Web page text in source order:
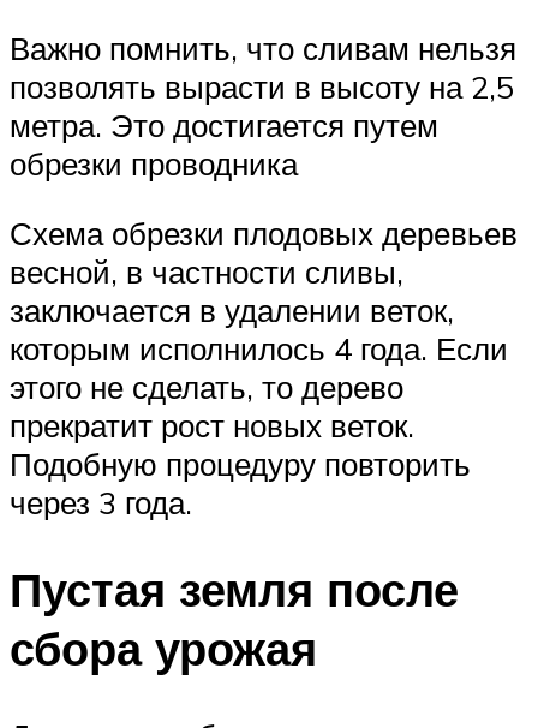
Важно помнить, что сливам нельзя
позволять вырасти в высоту на 2,5
метра. Это достигается путем
обрезки проводника
Схема обрезки плодовых деревьев
весной, в частности сливы,
заключается в удалении веток,
которым исполнилось 4 года. Если
этого не сделать, то дерево
прекратит рост новых веток.
Подобную процедуру повторить
через 3 года.
Пустая земля после
сбора урожая